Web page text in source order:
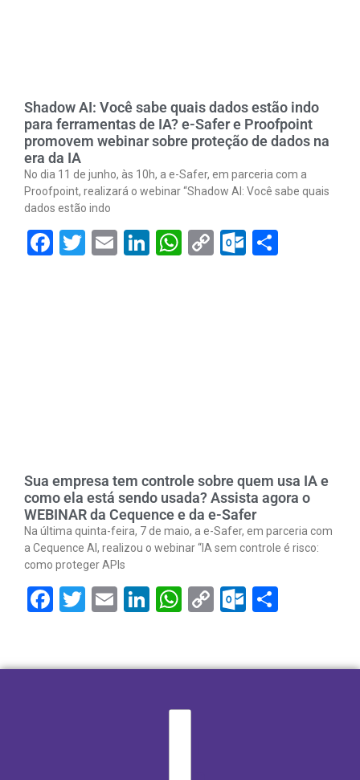
Shadow AI: Você sabe quais dados estão indo
para ferramentas de IA? e-Safer e Proofpoint
promovem webinar sobre proteção de dados na
era da IA
No dia 11 de junho, às 10h, a e-Safer, em parceria com a
Proofpoint, realizará o webinar “Shadow AI: Você sabe quais
dados estão indo
Facebook
Twitter
EmailLinkedIn
WhatsApp
Copy
Sua empresa tem controle sobre quem usa IA e
como ela está sendo usada? Assista agora o
WEBINAR da Cequence e da e-Safer
Na última quinta-feira, 7 de maio, a e-Safer, em parceria com
a Cequence AI, realizou o webinar “IA sem controle é risco:
como proteger APIs
Facebook
Twitter
EmailLinkedIn
WhatsApp
Copy